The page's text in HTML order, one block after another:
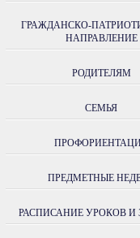
ГРАЖДАНСКО-
НАПРАВЛЕНИЕ
РОДИТЕЛЯМ
СЕМЬЯ
ПРЕДМЕТНЫЕ
РАСПИСАНИЕ УРОКОВ И